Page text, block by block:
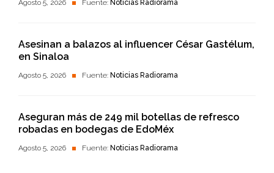
Agosto 5, 2026 Fuente: Noticias Radiorama
Asesinan a balazos al influencer César Gastélum,
en Sinaloa
Agosto 5, 2026 Fuente: Noticias Radiorama
Aseguran más de 249 mil botellas de refresco
robadas en bodegas de EdoMéx
Agosto 5, 2026 Fuente: Noticias Radiorama